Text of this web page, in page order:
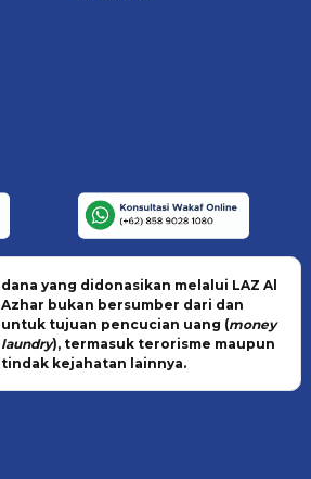
dana yang didonasikan melalui LAZ Al
Azhar bukan bersumber dari dan
untuk tujuan pencucian uang (money
laundry), termasuk terorisme maupun
tindak kejahatan lainnya.